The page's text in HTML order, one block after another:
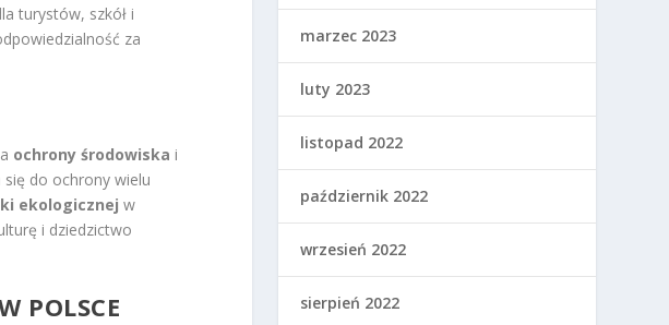
turystów, szkół i
za
ochrony środowiska i
się do ochrony wielu
ekologicznej w
i dziedzictwo
POLSCE
marzec 2023
luty 2023
listopad 2022
październik 2022
wrzesień 2022
sierpień 2022